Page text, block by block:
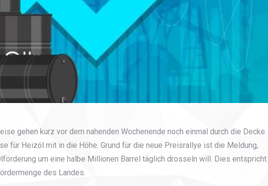
gehen kurz vor dem nahenden Wochenende noch einmal durch die Decke
für Heizöl mit in die Höhe. Grund für die neue Preisrallye ist die Meldung,
um eine halbe Millionen Barrel täglich drosseln will. Dies entspricht
des Landes.